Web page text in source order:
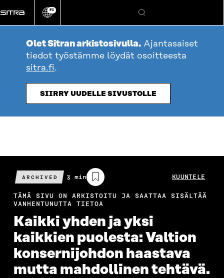
suoraan
sisältöön
Vaihda
kieli
FI
Hae
Olet Sitran arkistosivulla. Ajantasaiset
tiedot työstämme löydät osoitteesta
sitra.fi.
SIIRRY UUDELLE SIVUSTOLLE
ARCHIVED
Arvioitu
lukuaika
3 min KUUNTELE
TÄMÄ SIVU ON ARKISTOITU JA SAATTAA SISÄLTÄÄ
VANHENTUNUTTA TIETOA
Kaikki yhden ja yksi
kaikkien puolesta: Valtion
konsernijohdon haastava
mutta mahdollinen tehtävä.